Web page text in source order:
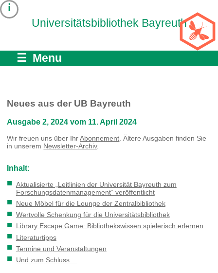
Universitätsbibliothek Bayreuth
i
☰ Menu
Neues aus der UB Bayreuth
Ausgabe 2, 2024 vom 11. April 2024
Wir freuen uns über IhrAbonnement . Ältere Ausgaben finden Sie
in unserem Newsletter-Archiv.
Inhalt:
Aktualisierte „Leitlinien der Universität Bayreuth zum
Forschungsdatenmanagement“ veröffentlicht
Neue Möbel für die Lounge der Zentralbibliothek
Wertvolle Schenkung für die Universitätsbibliothek
Library Escape Game: Bibliothekswissen spielerisch erlernen
Literaturtipps
Termine und Veranstaltungen
Und zum Schluss ...